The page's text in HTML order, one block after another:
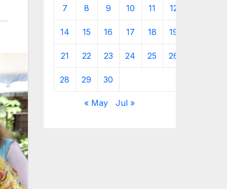
7 8 9 10 11 12
14 15 16 17 18 19
21 22 23 24 25 26
28 29 30
« May Jul »